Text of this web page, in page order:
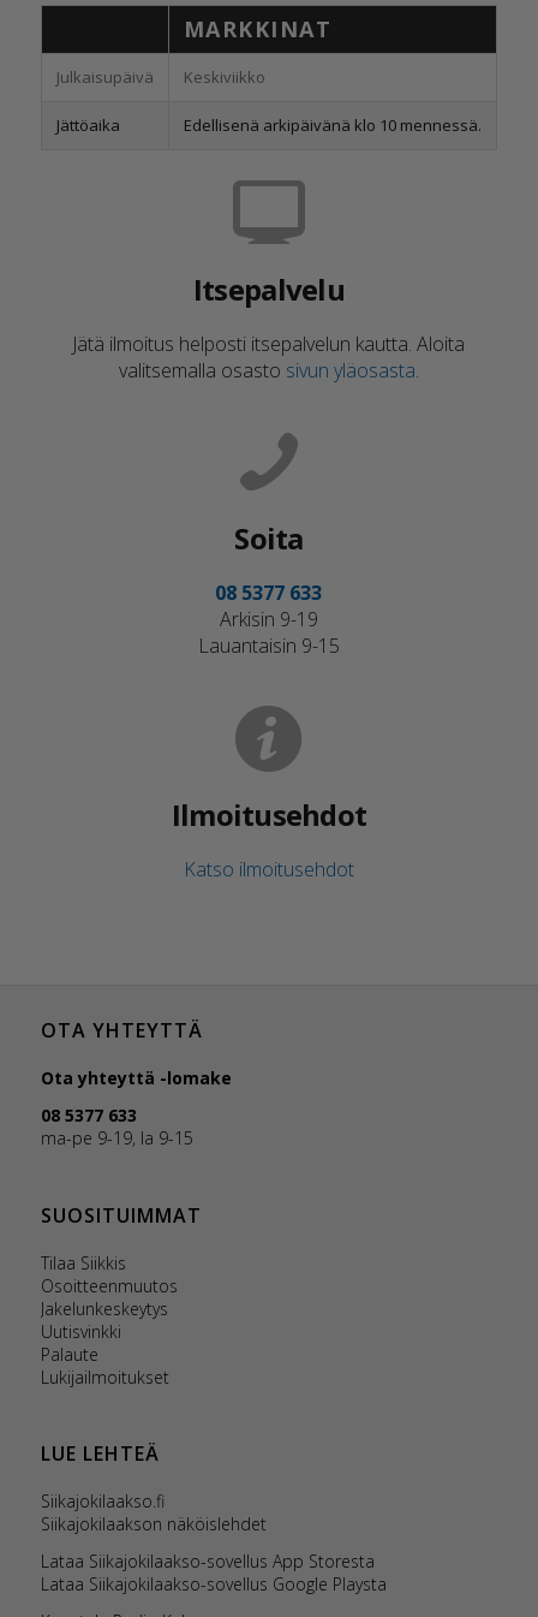
MARKKINAT
Julkaisupäivä Keskiviikko
Jättöaika Edellisenä arkipäivänä klo 10 mennessä.
Itsepalvelu
Jätä ilmoitus helposti itsepalvelun kautta. Aloita
valitsemalla osasto sivun yläosasta.
Soita
08 5377 633
Arkisin 9-19
Lauantaisin 9-15
Ilmoitusehdot
Katso ilmoitusehdot
OTA YHTEYTTÄ
Ota yhteyttä -lomake
08 5377 633
ma-pe 9-19, la 9-15
SUOSITUIMMAT
Tilaa Siikkis
Osoitteenmuutos
Jakelunkeskeytys
Uutisvinkki
Palaute
Lukijailmoitukset
LUE LEHTEÄ
Siikajokilaakso.fi
Siikajokilaakson näköislehdet
Lataa Siikajokilaakso-sovellus App Storesta
Lataa Siikajokilaakso-sovellus Google Playsta